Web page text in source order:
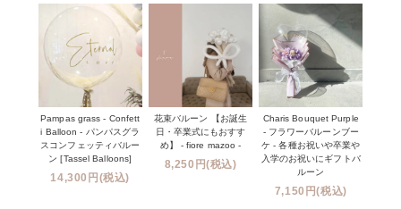
Pampas grass - Confett
i Balloon - パンパスグラ
スコンフェッティバルー
ン [Tassel Balloons]
14,300円(税込)
花束バルーン 【お誕生
日・卒業式にもおすす
め】 - fiore mazoo -
8,250円(税込)
Charis Bouquet Purple
- フラワーバルーンブー
ケ - 各種お祝いや卒業や
入学のお祝いにギフトバ
ルーン
7,150円(税込)